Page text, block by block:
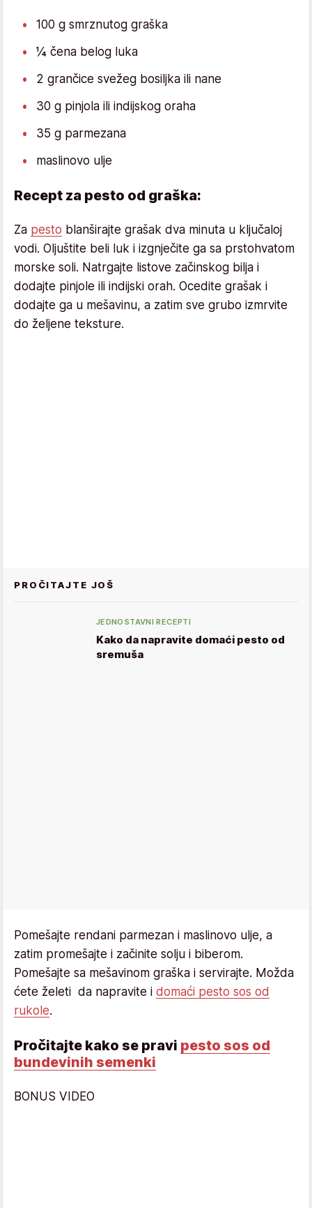
100 g smrznutog graška
¼ čena belog luka
2 grančice svežeg bosiljka ili nane
30 g pinjola ili indijskog oraha
35 g parmezana
maslinovo ulje
Recept za pesto od graška:
Za pesto blanširajte grašak dva minuta u ključaloj
vodi. Oljuštite beli luk i izgnječite ga sa prstohvatom
morske soli. Natrgajte listove začinskog bilja i
dodajte pinjole ili indijski orah. Ocedite grašak i
dodajte ga u mešavinu, a zatim sve grubo izmrvite
do željene teksture.
PROČITAJTE JOŠ
JEDNOSTAVNI RECEPTI
Kako da napravite domaći pesto od
sremuša
Pomešajte rendani parmezan i maslinovo ulje, a
zatim promešajte i začinite solju i biberom.
Pomešajte sa mešavinom graška i servirajte. Možda
ćete želeti da napravite i domaći pesto sos od
rukole.
Pročitajte kako se pravi pesto sos od
bundevinih semenki
BONUS VIDEO